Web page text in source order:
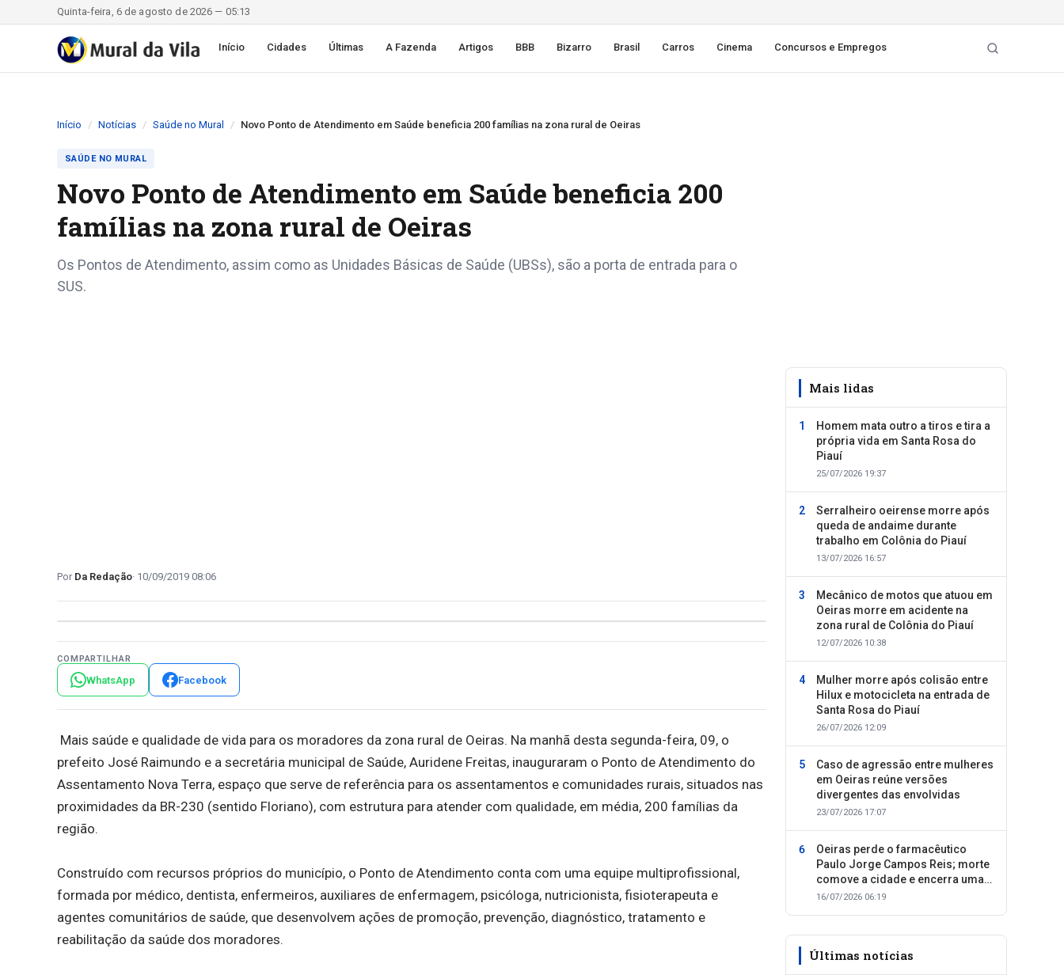
Quinta-feira, 6 de agosto de 2026 — 05:13
Início Cidades Últimas A Fazenda Artigos BBB Bizarro Brasil Carros Cinema Concursos e Empregos
Início Notícias Saúde no Mural Novo Ponto de Atendimento em Saúde beneficia 200 famílias na zona rural de Oeiras
SAÚDE NO MURAL
Novo Ponto de Atendimento em Saúde beneficia 200
famílias na zona rural de Oeiras
Os Pontos de Atendimento, assim como as Unidades Básicas de Saúde (UBSs), são a porta de entrada para o
SUS.
Da Redação 10/09/2019 08:06
COMPARTILHAR
WhatsApp Facebook
Mais saúde e qualidade de vida para os moradores da zona rural de Oeiras. Na manhã desta segunda-feira, 09, o
prefeito José Raimundo e a secretária municipal de Saúde, Auridene Freitas, inauguraram o Ponto de Atendimento do
Assentamento Nova Terra, espaço que serve de referência para os assentamentos e comunidades rurais, situados nas
proximidades da BR-230 (sentido Floriano), com estrutura para atender com qualidade, em média, 200 famílias da
região.
Construído com recursos próprios do município, o Ponto de Atendimento conta com uma equipe multiprofissional,
formada por médico, dentista, enfermeiros, auxiliares de enfermagem, psicóloga, nutricionista, fisioterapeuta e
agentes comunitários de saúde, que desenvolvem ações de promoção, prevenção, diagnóstico, tratamento e
reabilitação da saúde dos moradores.
Mais lidas
Homem mata outro a tiros e tira a
própria vida em Santa Rosa do
Piauí
25/07/2026 19:37
Serralheiro oeirense morre após
queda de andaime durante
trabalho em Colônia do Piauí
13/07/2026 16:57
Mecânico de motos que atuou em
Oeiras morre em acidente na
zona rural de Colônia do Piauí
12/07/2026 10:38
Mulher morre após colisão entre
Hilux e motocicleta na entrada de
Santa Rosa do Piauí
26/07/2026 12:09
Caso de agressão entre mulheres
em Oeiras reúne versões
divergentes das envolvidas
23/07/2026 17:07
Oeiras perde o farmacêutico
Paulo Jorge Campos Reis; morte
comove a cidade e encerra uma
trajetória dedicada ao cuidado
16/07/2026 06:19
Últimas notícias